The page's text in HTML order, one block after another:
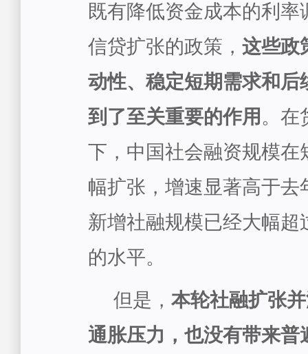
既有降低资金成本的利率
信贷扩张的政策， 这些政
动性、稳定短期需求和后
到了至关重要的作用 。在
下，中国社会融资规模在
幅扩张，增速显著高于去
新增社融规模已经大幅超
的水平。
但是，本轮社融扩张
通胀压力，也没有带来普